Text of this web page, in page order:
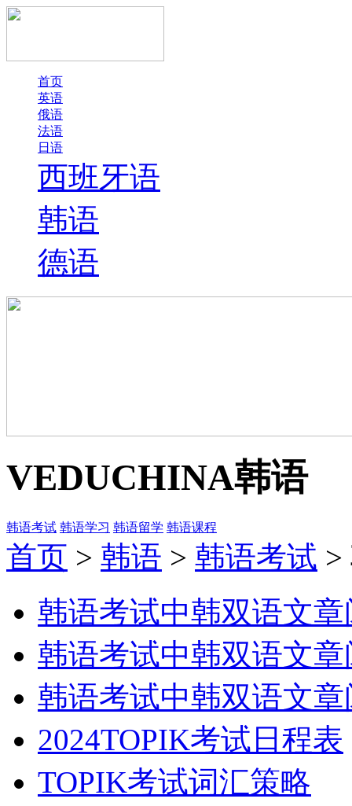
首页
英语
俄语
法语
日语
西班牙语
韩语
德语
VEDUCHINA韩语
韩语考试 韩语学习 韩语留学 韩语课程
首页 > 韩语 > 韩语考试 >
韩语考试中韩双语文章
韩语考试中韩双语文章
韩语考试中韩双语文章
2024TOPIK考试日程表
TOPIK考试词汇策略